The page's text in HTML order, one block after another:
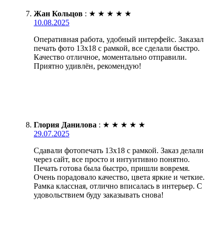
Жан Кольцов : ★ ★ ★ ★ ★
10.08.2025
Оперативная работа, удобный интерфейс. Заказал
печать фото 13х18 с рамкой, все сделали быстро.
Качество отличное, моментально отправили.
Приятно удивлён, рекомендую!
Глория Данилова : ★ ★ ★ ★ ★
29.07.2025
Сдавали фотопечать 13х18 с рамкой. Заказ делали
через сайт, все просто и интуитивно понятно.
Печать готова была быстро, пришли вовремя.
Очень порадовало качество, цвета яркие и четкие.
Рамка классная, отлично вписалась в интерьер. С
удовольствием буду заказывать снова!